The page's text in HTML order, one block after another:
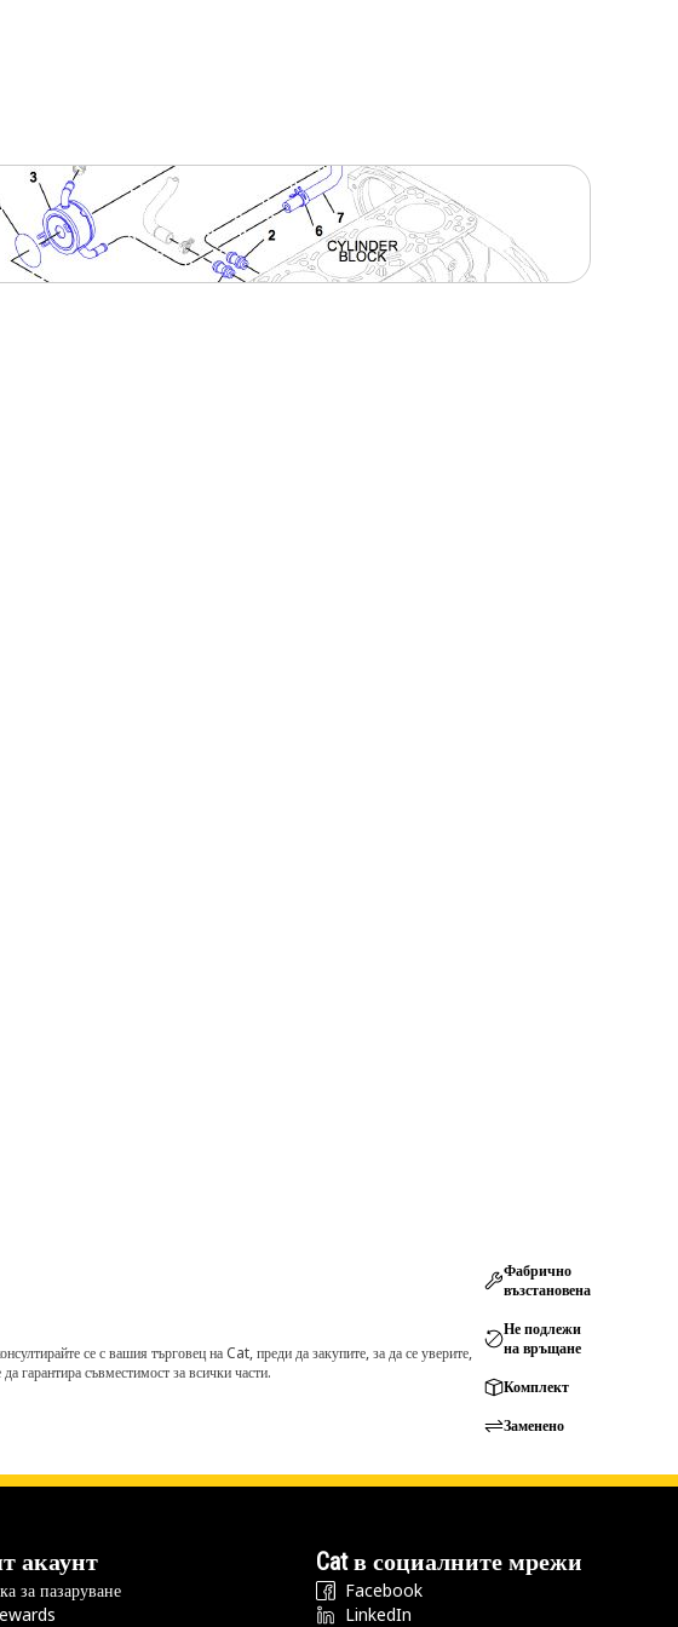
се с вашия търговец на Cat, преди да закупите, за да се уверите,
гарантира съвместимост за всички части.
Фабрично
възстановена
Не подлежи
на връщане
Комплект
Заменено
акаунт
за пазаруване
Cat в социалните мрежи
Facebook
LinkedIn